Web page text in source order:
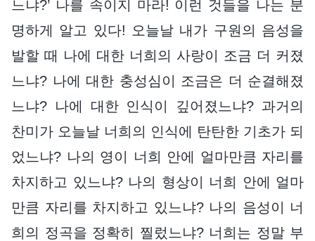
느냐?’ 나를 속이지 마라! 이런 것들을 나는 분
명하게 알고 있다! 오늘날 내가 구원의 음성을
발할 때 나에 대한 너희의 사랑이 조금 더 커졌
느냐? 나에 대한 충성심이 조금은 더 순결해졌
느냐? 나에 대한 인식이 깊어졌느냐? 과거의
찬미가 오늘날 너희의 인식에 탄탄한 기초가 되
었느냐? 나의 영이 너희 안에 얼마만큼 자리를
차지하고 있느냐? 나의 형상이 너희 안에 얼마
만큼 자리를 차지하고 있느냐? 나의 음성이 너
희의 정곡을 정확히 찔렀느냐? 너희는 정말 부